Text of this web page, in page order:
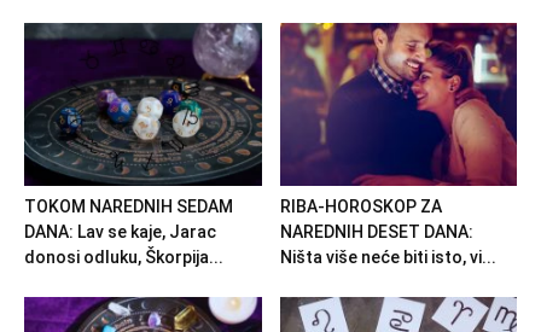
TOKOM NAREDNIH SEDAM
DANA: Lav se kaje, Jarac
donosi odluku, Škorpija...
RIBA-HOROSKOP ZA
NAREDNIH DESET DANA:
Ništa više neće biti isto, vi...